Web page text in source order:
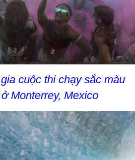
cuộc thi chạy sắc màu
Monterrey, Mexico